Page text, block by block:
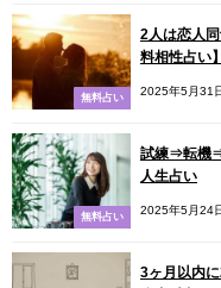
無料占い
2人は恋人
料相性占い】
2025年5月31
無料占い
試練⇒転機⇒
人生占い
2025年5月24
3ヶ月以内